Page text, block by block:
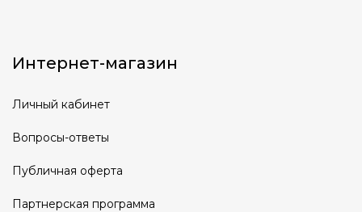
Интернет-магазин
Личный кабинет
Вопросы-ответы
Публичная оферта
Партнерская программа